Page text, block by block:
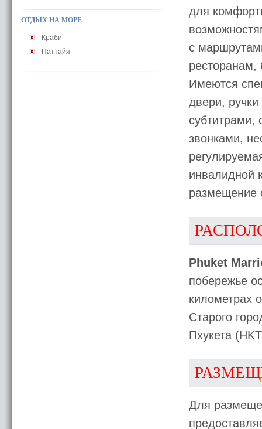
ОТДЫХ НА МОРЕ
Краби
Паттайя
для
с
ресторанам,
Имеются
двери,
субтитрами,
звонками,
инвалидной
размещение
Phuket
побережье
километрах
Старого
Пхукета
Для